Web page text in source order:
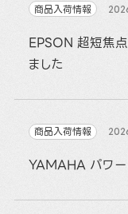
商品入荷情報
EPSON 超短焦
ました
商品入荷情報
YAMAHA パワー